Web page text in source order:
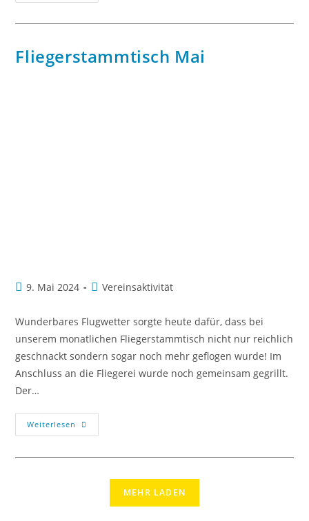
Fliegerstammtisch Mai
9. Mai 2024 Vereinsaktivität
Wunderbares Flugwetter sorgte heute dafür, dass bei
unserem monatlichen Fliegerstammtisch nicht nur reichlich
geschnackt sondern sogar noch mehr geflogen wurde! Im
Anschluss an die Fliegerei wurde noch gemeinsam gegrillt.
Der…
Weiterlesen
MEHR LADEN